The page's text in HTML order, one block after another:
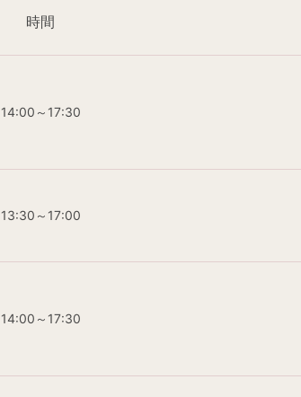
時間
14:00～17:30
13:30～17:00
14:00～17:30